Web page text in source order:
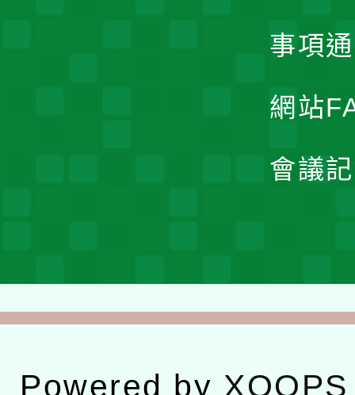
事項
網站
會議
Powered by XOOPS